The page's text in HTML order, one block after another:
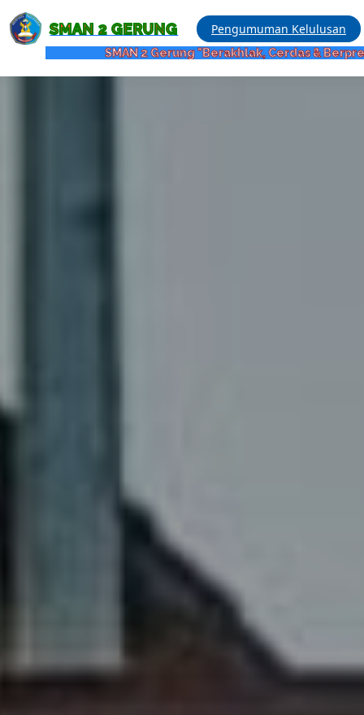
SMAN 2 GERUNG Pengumuman Kelulusan
SMAN 2 Gerung "Berakhlak, Cerdas & Berprestasi"